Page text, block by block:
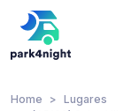
Home
Lugares